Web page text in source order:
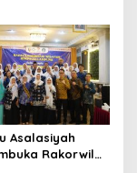
Asalasiyah
Rakorwil